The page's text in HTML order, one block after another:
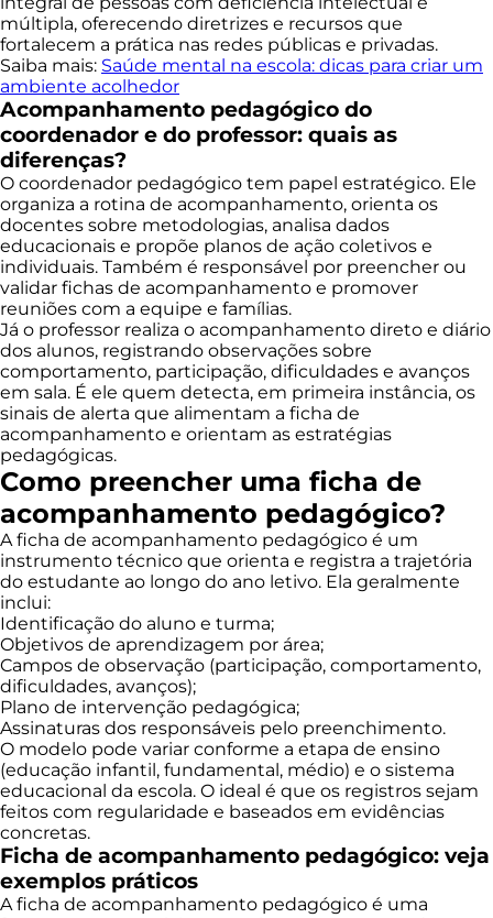
múltipla, oferecendo diretrizes e recursos que
fortalecem a prática nas redes públicas e privadas.
Saiba mais: Saúde mental na escola: dicas para criar um
ambiente acolhedor
Acompanhamento pedagógico do
coordenador e do professor: quais as
diferenças?
O coordenador pedagógico tem papel estratégico. Ele
organiza a rotina de acompanhamento, orienta os
docentes sobre metodologias, analisa dados
educacionais e propõe planos de ação coletivos e
individuais. Também é responsável por preencher ou
validar fichas de acompanhamento e promover
reuniões com a equipe e famílias.
Já o professor realiza o acompanhamento direto e diário
dos alunos, registrando observações sobre
comportamento, participação, dificuldades e avanços
em sala. É ele quem detecta, em primeira instância, os
sinais de alerta que alimentam a ficha de
acompanhamento e orientam as estratégias
pedagógicas.
Como preencher uma ficha de
acompanhamento pedagógico?
A ficha de acompanhamento pedagógico é um
instrumento técnico que orienta e registra a trajetória
do estudante ao longo do ano letivo. Ela geralmente
inclui:
Identificação do aluno e turma;
Objetivos de aprendizagem por área;
Campos de observação (participação, comportamento,
dificuldades, avanços);
Plano de intervenção pedagógica;
Assinaturas dos responsáveis pelo preenchimento.
O modelo pode variar conforme a etapa de ensino
(educação infantil, fundamental, médio) e o sistema
educacional da escola. O ideal é que os registros sejam
feitos com regularidade e baseados em evidências
concretas.
Ficha de acompanhamento pedagógico: veja
exemplos práticos
A ficha de acompanhamento pedagógico é uma